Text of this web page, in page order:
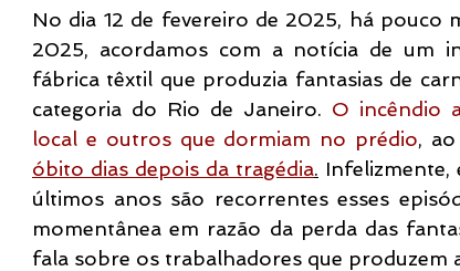
No dia 12 de fevereiro de 2025, há pouco
2025, acordamos com a notícia de um
fábrica têxtil que produzia fantasias de
categoria do Rio de Janeiro. O incêndio
local e outros que dormiam no prédio,
óbito dias depois da tragédia. Infelizmente,
últimos anos são recorrentes esses
momentânea em razão da perda das
fala sobre os trabalhadores que produzem